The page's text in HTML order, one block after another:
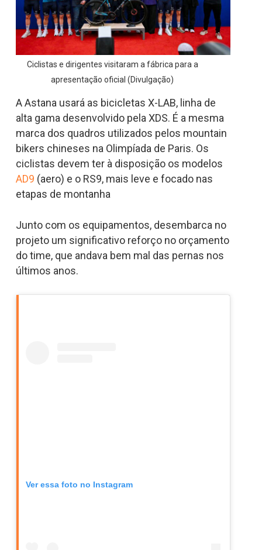
Ciclistas e dirigentes visitaram a fábrica para a
apresentação oficial (Divulgação)
A Astana usará as bicicletas X-LAB, linha de
alta gama desenvolvido pela XDS. É a mesma
marca dos quadros utilizados pelos mountain
bikers chineses na Olimpíada de Paris. Os
ciclistas devem ter à disposição os modelos
AD9 (aero) e o RS9, mais leve e focado nas
etapas de montanha
Junto com os equipamentos, desembarca no
projeto um significativo reforço no orçamento
do time, que andava bem mal das pernas nos
últimos anos.
Ver essa foto no Instagram